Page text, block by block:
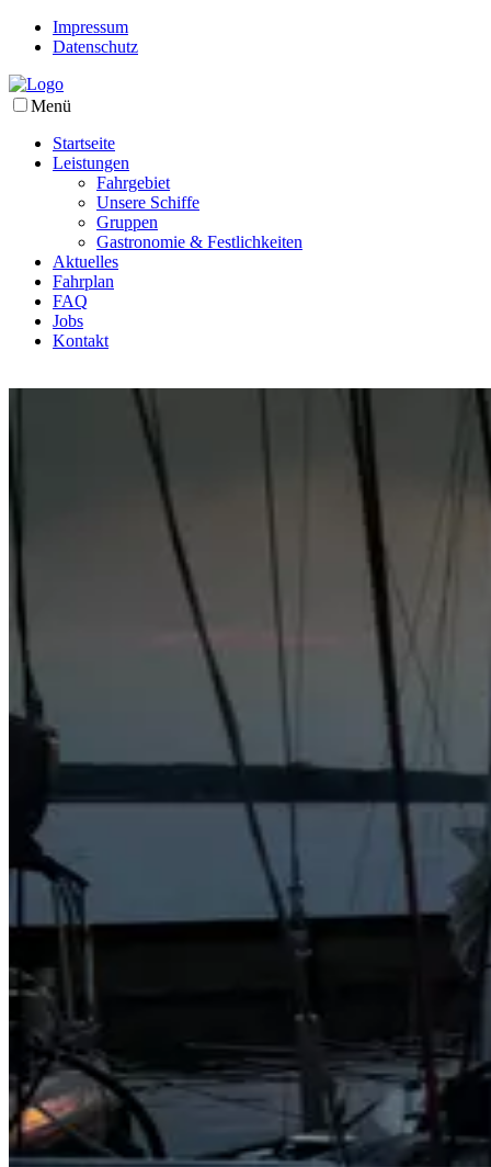
Impressum
Datenschutz
Menü
Startseite
Leistungen
Fahrgebiet
Unsere Schiffe
Gruppen
Gastronomie & Festlichkeiten
Aktuelles
Fahrplan
FAQ
Jobs
Kontakt